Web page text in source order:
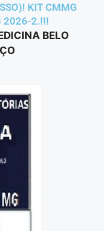
KIT CMMG
2026-2.!!!
BELO